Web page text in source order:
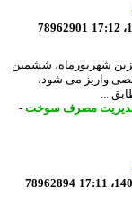
78962901
60 لیتر سهمیه بنزین شهریورماه، ششمین
واریز می شود،
مصرف سوخت-
78962894